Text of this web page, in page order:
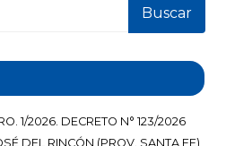
Buscar
1/2026. DECRETO N° 123/2026
DEL RINCÓN (PROV. SANTA FE)